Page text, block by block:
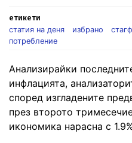
етикети
статия на деня
избрано
потребление
Анализирайки
инфлацията,
според изгладените
през второто
икономика нарасна с